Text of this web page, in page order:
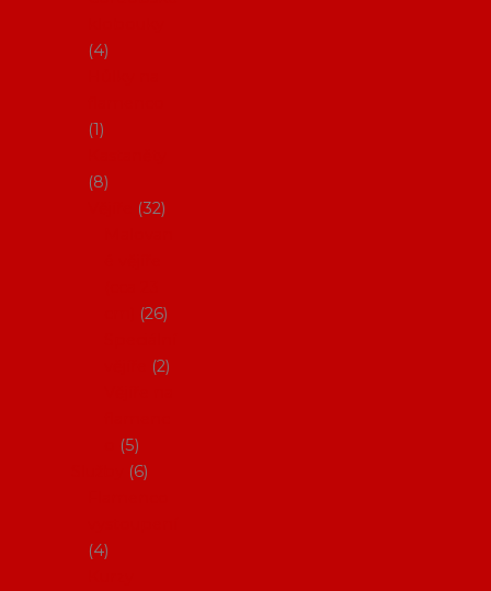
4
1
8
32
26
2
5
6
4